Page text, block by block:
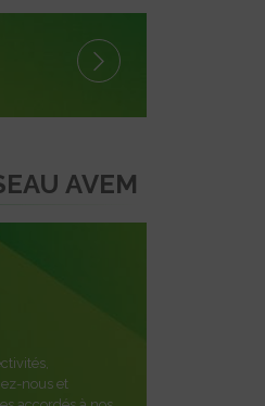
AVEM
nous et